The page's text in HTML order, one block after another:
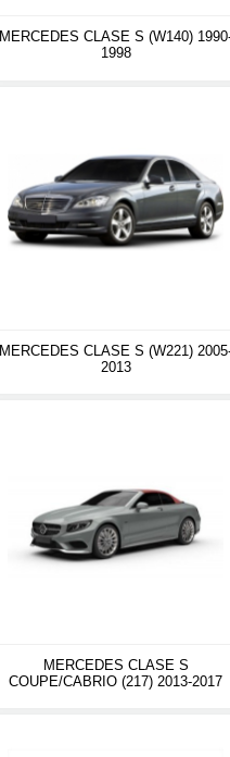
MERCEDES CLASE S (W140)
1998
MERCEDES CLASE S (W221)
2013
MERCEDES CLASE S
COUPE/CABRIO (217) 2013-2017